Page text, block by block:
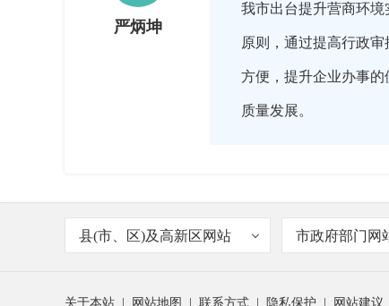
严炳坤
我市出台提升营商环
原则，通过提高行政
方便，提升企业办事
质量发展。

《提升营商环境实施
县(市、区)及高新区网站 市政府部门网
关于本站 网站地图 联系方式 隐私保护 网站建议